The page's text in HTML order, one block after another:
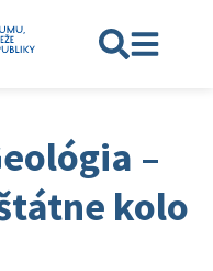
–
kolo